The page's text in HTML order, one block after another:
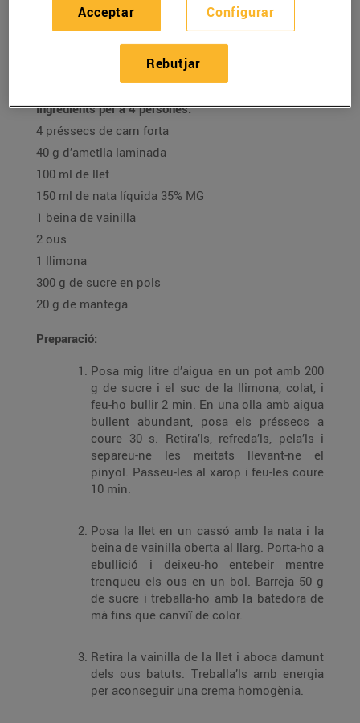
Préssecs gratinats
Ingredients per a 4 persones:
4 préssecs de carn forta
40 g d’ametlla laminada
100 ml de llet
150 ml de nata líquida 35% MG
1 beina de vainilla
2 ous
1 llimona
300 g de sucre en pols
20 g de mantega
Preparació:
Posa mig litre d’aigua en un pot amb 200
g de sucre i el suc de la llimona, colat, i
feu-ho bullir 2 min. En una olla amb aigua
bullent abundant, posa els préssecs a
coure 30 s. Retira’ls, refreda’ls, pela’ls i
separeu-ne les meitats llevant-ne el
pinyol. Passeu-les al xarop i feu-les coure
10 min.
Posa la llet en un cassó amb la nata i la
beina de vainilla oberta al llarg. Porta-ho a
ebullició i deixeu-ho entebeir mentre
trenqueu els ous en un bol. Barreja 50 g
de sucre i treballa-ho amb la batedora de
mà fins que canviï de color.
Retira la vainilla de la llet i aboca damunt
dels ous batuts. Treballa’ls amb energia
per aconseguir una crema homogènia.
Configurar
Rebutjar
Acceptar